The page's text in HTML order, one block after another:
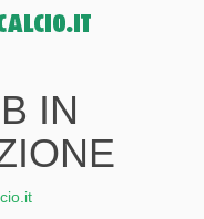
IN